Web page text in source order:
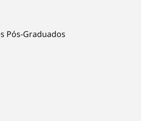
Pós-Graduados